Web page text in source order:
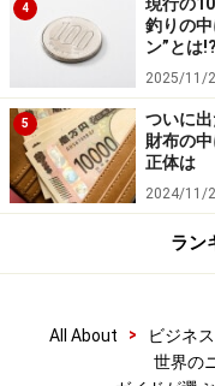
4
現行の
釣りの
ン”とは!?
2025/11/
5
ついに
財布の
正体は
2024/11/
ラン
All About > ビジネ
世界の